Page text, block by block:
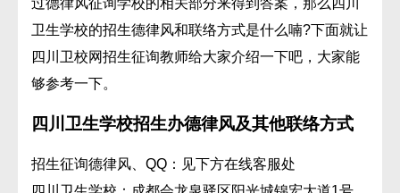
过德律风征询学校的相关部分来得到答案，那么四川
卫生学校的招生德律风和联络方式是什么喃?下面就让
四川卫校网招生征询教师给大家介绍一下吧，大家能
够参考一下。
四川卫生学校招生办德律风及其他联络方式
招生征询德律风、QQ：见下方在线客服处